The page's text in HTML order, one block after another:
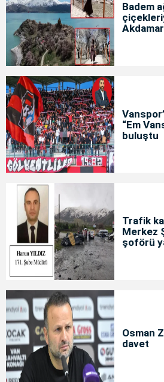
Badem
“Em
buluştu
Trafik
Merkez
şoförü
Osman
davet